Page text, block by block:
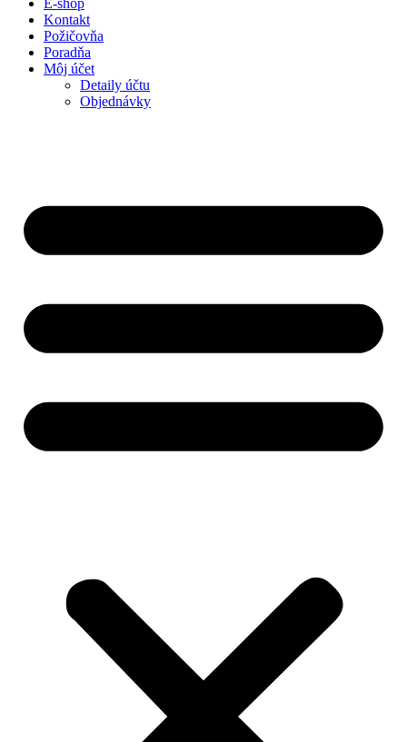
E-shop
Kontakt
Požičovňa
Poradňa
Môj účet
Detaily účtu
Objednávky